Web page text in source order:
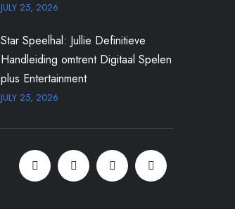
JULY 25, 2026
Star Speelhal: Jullie Definitieve
Handleiding omtrent Digitaal Spelen
plus Entertainment
JULY 25, 2026